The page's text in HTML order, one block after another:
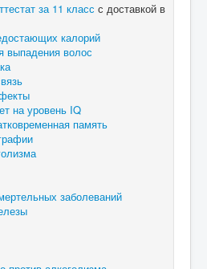
за 11 класс с доставкой в
калорий
выпадения волос
на уровень IQ
память
заболеваний